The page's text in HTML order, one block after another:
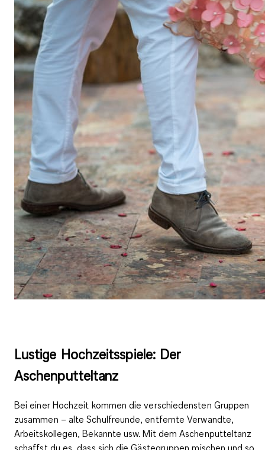
Lustige Hochzeitsspiele: Der
Aschenputteltanz
Bei einer Hochzeit kommen die verschiedensten Gruppen
zusammen – alte Schulfreunde, entfernte Verwandte,
Arbeitskollegen, Bekannte usw. Mit dem Aschenputteltanz
schaffst du es, dass sich dieGästegruppen mischen und so